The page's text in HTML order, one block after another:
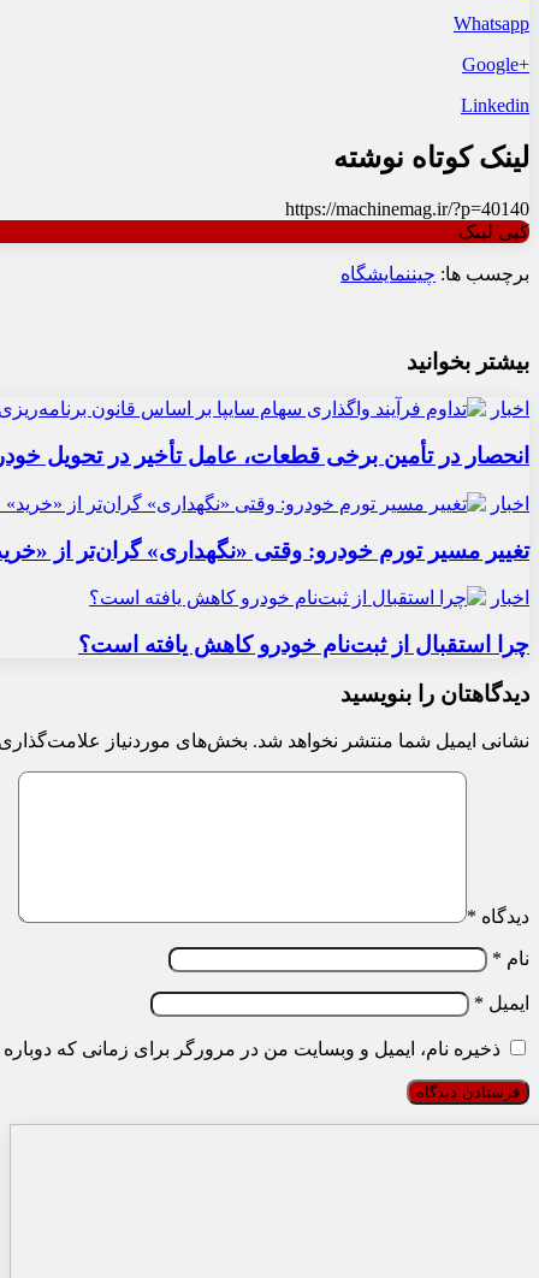
Whatsapp
+Google
Linkedin
لینک کوتاه نوشته
https://machinemag.ir/?p=40140
کپی لینک
برچسب ها: چیننمایشگاه
بیشتر بخوانید
اخبار
انحصار در تأمین برخی قطعات، عامل تأخیر در تحویل
اخبار
تغییر مسیر تورم خودرو: وقتی «نگهداری» گران‌تر از
اخبار
چرا استقبال از ثبت‌نام خودرو کاهش یافته است؟
دیدگاهتان را بنویسید
نشانی ایمیل شما منتشر نخواهد شد. بخش‌های موردنیاز
دیدگاه *
نام *
ایمیل *
ذخیره نام، ایمیل و وبسایت من در مرورگر برای زمانی که